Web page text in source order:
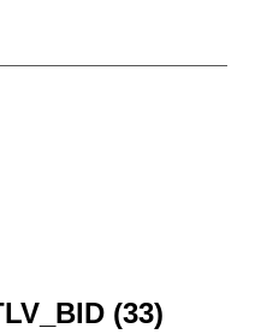
(33)